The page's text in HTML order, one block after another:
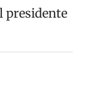
presidente